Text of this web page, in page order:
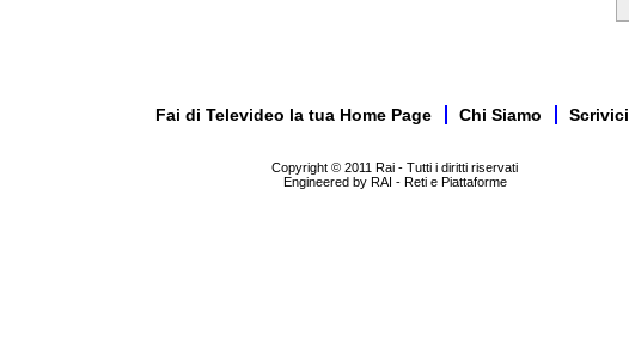
Fai di Televideo la tua Home Page Chi Siamo Scrivici
Copyright © 2011 Rai - Tutti i diritti riservati
Engineered by RAI - Reti e Piattaforme